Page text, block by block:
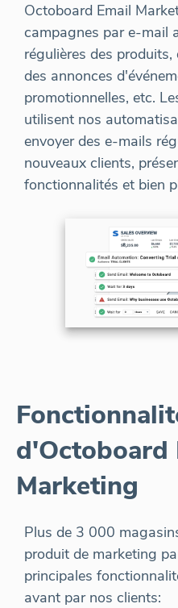
Octoboard Email
campagnes par e-mail
régulières des
des annonces
promotionnelles, etc.
utilisent nos
envoyer des e-mails
nouveaux clients,
fonctionnalités et bien
d'Octoboard
Marketing
Plus de 3 000
produit de marketing
principales
avant par nos clients: